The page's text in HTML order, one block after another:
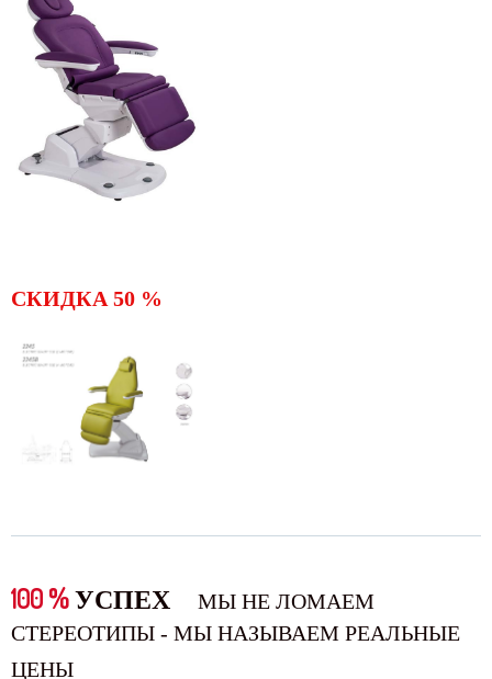
СКИДКА 50 %
100 %УСПЕХ
МЫ НЕ ЛОМАЕМ
СТЕРЕОТИПЫ - МЫ НАЗЫВАЕМ РЕАЛЬНЫЕ
ЦЕНЫ